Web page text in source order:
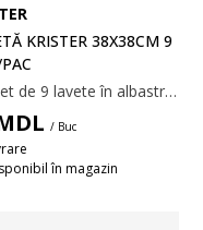
KRISTER 38X38CM 9
Pachet de 9 lavete în albastru deschis, galben și roz. Concepute pentru diverse sarcini de curățenie în bucătărie și în jurul casei. Se pot spăla la mașină la 60°C. 38x38 cm
/ Buc
în magazin